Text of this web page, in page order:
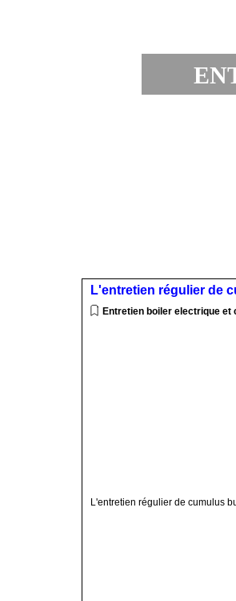
L'entretien régulier de
Entretien boiler electrique
L'entretien régulier de cumulus